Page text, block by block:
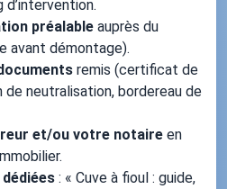
d’intervention.
préalable auprès du
avant démontage).
remis (certificat de
neutralisation, bordereau de
et/ou votre notaire en
: « Cuve à fioul : guide,